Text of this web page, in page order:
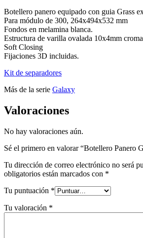
Botellero panero equipado con guia Grass
Para módulo de 300, 264x494x532 mm
Fondos en melamina blanca.
Estructura de varilla ovalada 10x4mm
Soft Closing
Fijaciones 3D incluidas.
Kit de separadores
Más de la serie Galaxy
Valoraciones
No hay valoraciones aún.
Sé el primero en valorar “Botellero Panero
Tu dirección de correo electrónico no será
obligatorios están marcados con *
Tu puntuación *
Tu valoración *